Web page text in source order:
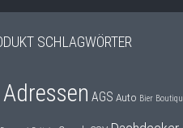
SCHLAGWÖRTER
Adressen AGS Auto Bier